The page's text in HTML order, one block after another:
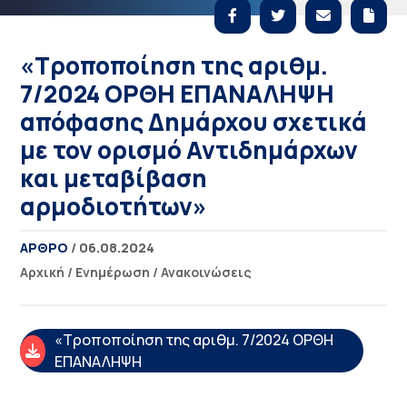
«Τροποποίηση της αριθμ.
7/2024 ΟΡΘΗ ΕΠΑΝΑΛΗΨΗ
απόφασης Δημάρχου σχετικά
με τον ορισμό Αντιδημάρχων
και μεταβίβαση
αρμοδιοτήτων»
ΑΡΘΡΟ / 06.08.2024
Αρχική / Ενημέρωση /Ανακοινώσεις
«Τροποποίηση της αριθμ. 7/2024 ΟΡΘΗ
ΕΠΑΝΑΛΗΨΗ